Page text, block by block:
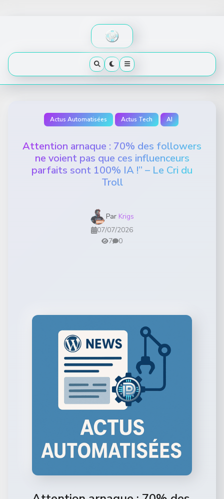
Actus Automatisées Actus Tech AI
Attention arnaque : 70% des followers
ne voient pas que ces influenceurs
parfaits sont 100% IA !” – Le Cri du
Troll
Par Krigs
07/07/2026
7
0